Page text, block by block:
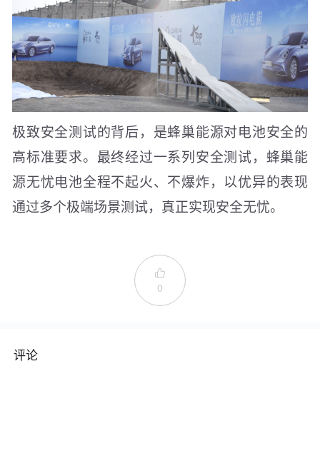
极致安全测试的背后，是蜂巢能源对电池安全的
高标准要求。最终经过一系列安全测试，蜂巢能
源无忧电池全程不起火、不爆炸，以优异的表现
通过多个极端场景测试，真正实现安全无忧。

0
评论